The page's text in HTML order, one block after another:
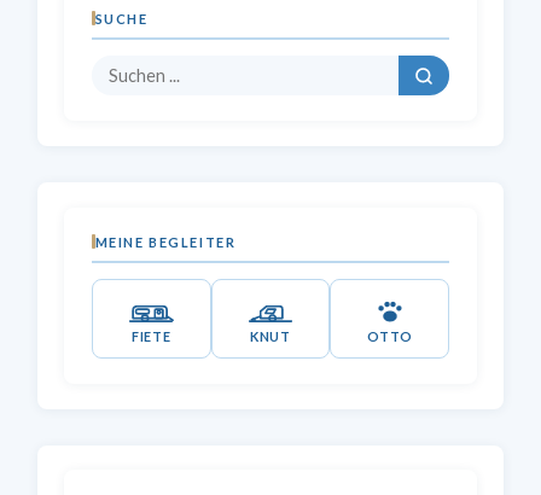
SUCHE
MEINE BEGLEITER
FIETE KNUT OTTO